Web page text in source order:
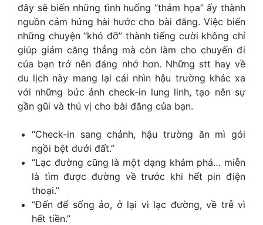
đây sẽ biến những tình huống “thảm họa” ấy thành
nguồn cảm hứng hài hước cho bài đăng. Việc biến
những chuyện “khó đỡ” thành tiếng cười không chỉ
giúp giảm căng thẳng mà còn làm cho chuyến đi
của bạn trở nên đáng nhớ hơn. Những stt hay về
du lịch này mang lại cái nhìn hậu trường khác xa
với những bức ảnh check-in lung linh, tạo nên sự
gần gũi và thú vị cho bài đăng của bạn.
“Check-in sang chảnh, hậu trường ăn mì gói
ngồi bệt dưới đất.”
“Lạc đường cũng là một dạng khám phá… miễn
là tìm được đường về trước khi hết pin điện
thoại.”
“Đến để sống ảo, ở lại vì lạc đường, về trễ vì
hết tiền.”